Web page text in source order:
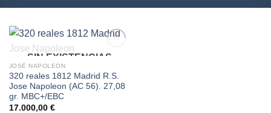
Añadir
a la
SIN EXISTENCIAS
JOSÉ NAPOLEÓN
320 reales 1812 Madrid R.S.
Jose Napoleon (AC 56). 27,08
gr. MBC+/EBC
17.000,00 €